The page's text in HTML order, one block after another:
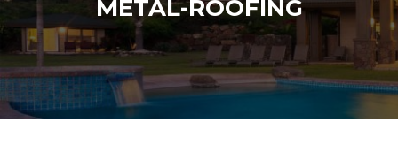
METAL-ROOFING